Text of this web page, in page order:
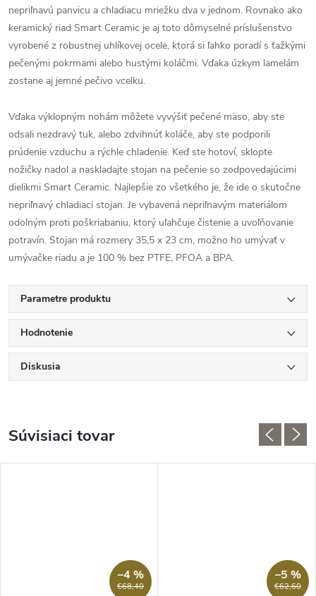
nepriľnavú panvicu a chladiacu mriežku dva v jednom. Rovnako ako
keramický riad Smart Ceramic je aj toto dômyselné príslušenstvo
vyrobené z robustnej uhlíkovej ocele, ktorá si ľahko poradí s ťažkými
pečenými pokrmami alebo hustými koláčmi. Vďaka úzkym lamelám
zostane aj jemné pečivo vcelku.
Vďaka výklopným nohám môžete vyvýšiť pečené mäso, aby ste
odsali nezdravý tuk, alebo zdvihnúť koláče, aby ste podporili
prúdenie vzduchu a rýchle chladenie. Keď ste hotoví, sklopte
nožičky nadol a naskladajte stojan na pečenie so zodpovedajúcimi
dielikmi Smart Ceramic. Najlepšie zo všetkého je, že ide o skutočne
nepriľnavý chladiaci stojan. Je vybavená nepriľnavým materiálom
odolným proti poškriabaniu, ktorý uľahčuje čistenie a uvoľňovanie
potravín. Stojan má rozmery 35,5 x 23 cm, možno ho umývať v
umývačke riadu a je 100 % bez PTFE, PFOA a BPA.
Parametre produktu
Hodnotenie
Diskusia
Súvisiaci tovar
€68,40
–4 %
€62,60
–5 %